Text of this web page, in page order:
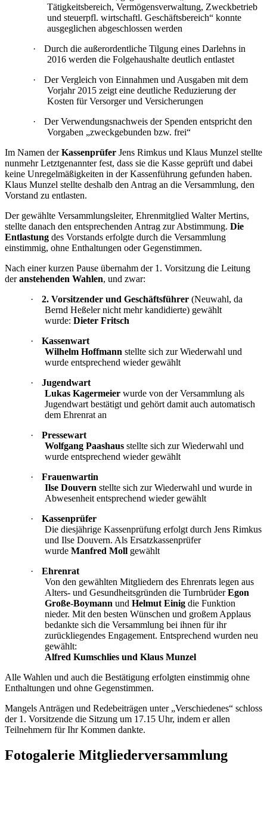
Tätigkeitsbereich, Vermögensverwaltung, Zweckbetrieb
und steuerpfl. wirtschaftl. Geschäftsbereich“ konnte
ausgeglichen abgeschlossen werden
·
Durch die außerordentliche Tilgung eines Darlehns in
2016 werden die Folgehaushalte deutlich entlastet
·
Der Vergleich von Einnahmen und Ausgaben mit dem
Vorjahr 2015 zeigt eine deutliche Reduzierung der
Kosten für Versorger und Versicherungen
·
Der Verwendungsnachweis der Spenden entspricht den
Vorgaben „zweckgebunden bzw. frei“
Im Namen derKassenprüfer Jens Rimkus und Klaus Munzel stellte
nunmehr Letztgenannter fest, dass sie die Kasse geprüft und dabei
keine Unregelmäßigkeiten in der Kassenführung gefunden haben.
Klaus Munzel stellte deshalb den Antrag an die Versammlung, den
Vorstand zu entlasten.
Der gewählte Versammlungsleiter, Ehrenmitglied Walter Mertins,
stellte danach den entsprechenden Antrag zur Abstimmung. Die
Entlastung des Vorstands erfolgte durch die Versammlung
einstimmig, ohne Enthaltungen oder Gegenstimmen.
Nach einer kurzen Pause übernahm der 1. Vorsitzung die Leitung
deranstehenden Wahlen, und zwar:
·
2. Vorsitzender und Geschäftsführer (Neuwahl, da
Bernd Heßeler nicht mehr kandidierte) gewählt
wurde: Dieter Fritsch
·
Kassenwart
Wilhelm Hoffmann stellte sich zur Wiederwahl und
wurde entsprechend wieder gewählt
·
Jugendwart
Lukas Kagermeierwurde von der Versammlung als
Jugendwart bestätigt und gehört damit auch automatisch
dem Ehrenrat an
·
Pressewart
Wolfgang Paashausstellte sich zur Wiederwahl und
wurde entsprechend wieder gewählt
·
Frauenwartin
Ilse Douvern stellte sich zur Wiederwahl und wurde in
Abwesenheit entsprechend wieder gewählt
·
Kassenprüfer
Die diesjährige Kassenprüfung erfolgt durch Jens Rimkus
und Ilse Douvern. Als Ersatzkassenprüfer
wurde Manfred Mollgewählt
·
Ehrenrat
Von den gewählten Mitgliedern des Ehrenrats legen aus
Alters- und Gesundheitsgründen die TurnbrüderEgon
Große-Boymann und Helmut Einig die Funktion
nieder. Mit den besten Wünschen und großem Applaus
bedankte sich die Versammlung bei ihnen für ihr
zurückliegendes Engagement. Entsprechend wurden neu
gewählt:
Alfred Kumschlies und Klaus Munzel
Alle Wahlen und auch die Bestätigung erfolgten einstimmig ohne
Enthaltungen und ohne Gegenstimmen.
Mangels Anträgen und Redebeiträgen unter „Verschiedenes“ schloss
der 1. Vorsitzende die Sitzung um 17.15 Uhr, indem er allen
Teilnehmern für Ihr Kommen dankte.
Fotogalerie Mitgliederversammlung